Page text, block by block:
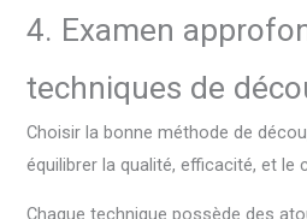
4. Examen
techniques de
Choisir la bonne méthode de
équilibrer la qualité, efficacité, et le
Chaque technique possède des